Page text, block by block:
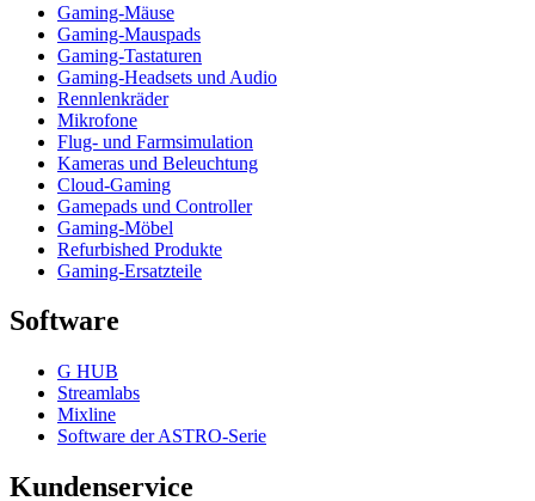
Gaming-Mäuse
Gaming-Mauspads
Gaming-Tastaturen
Gaming-Headsets und Audio
Rennlenkräder
Mikrofone
Flug- und Farmsimulation
Kameras und Beleuchtung
Cloud-Gaming
Gamepads und Controller
Gaming-Möbel
Refurbished Produkte
Gaming-Ersatzteile
Software
G HUB
Streamlabs
Mixline
Software der ASTRO-Serie
Kundenservice